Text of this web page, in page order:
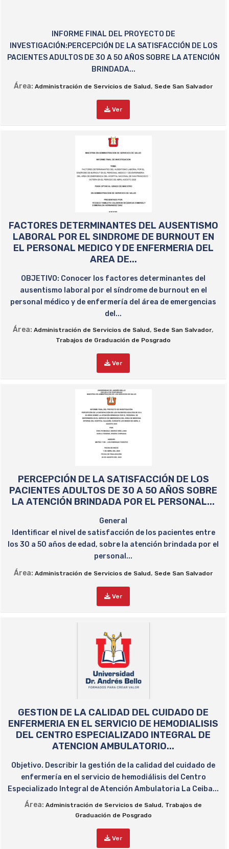
INFORME FINAL DEL PROYECTO DE
INVESTIGACIÓN:PERCEPCIÓN DE LA SATISFACCIÓN DE LOS
PACIENTES ADULTOS DE 30 A 50 AÑOS SOBRE LA ATENCIÓN
BRINDADA...
Área: Administración de Servicios de Salud, Sede San Salvador
Ver
FACTORES DETERMINANTES DEL AUSENTISMO
LABORAL POR EL SINDROME DE BURNOUT EN
EL PERSONAL MEDICO Y DE ENFERMERIA DEL
AREA DE...
OBJETIVO: Conocer los factores determinantes del
ausentismo laboral por el síndrome de burnout en el
personal médico y de enfermería del área de emergencias
del...
Área: Administración de Servicios de Salud, Sede San Salvador,
Trabajos de Graduación de Posgrado
Ver
PERCEPCIÓN DE LA SATISFACCIÓN DE LOS
PACIENTES ADULTOS DE 30 A 50 AÑOS SOBRE
LA ATENCIÓN BRINDADA POR EL PERSONAL...
General
Identificar el nivel de satisfacción de los pacientes entre
los 30 a 50 años de edad, sobre la atención brindada por el
personal...
Área: Administración de Servicios de Salud, Sede San Salvador
Ver
GESTION DE LA CALIDAD DEL CUIDADO DE
ENFERMERIA EN EL SERVICIO DE HEMODIALISIS
DEL CENTRO ESPECIALIZADO INTEGRAL DE
ATENCION AMBULATORIO...
Objetivo. Describir la gestión de la calidad del cuidado de
enfermería en el servicio de hemodiálisis del Centro
Especializado Integral de Atención Ambulatoria La Ceiba...
Área: Administración de Servicios de Salud, Trabajos de
Graduación de Posgrado
Ver